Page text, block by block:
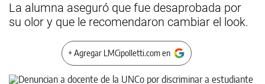
La alumna aseguró que fue desaprobada por
su olor y que le recomendaron cambiar el look.
+ Agregar LMCipolletti.com en